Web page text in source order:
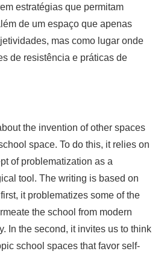
estratégias que permitam
de um espaço que apenas
mas como lugar onde
de resistência e práticas de
the invention of other spaces
space. To do this, it relies on
of problematization as a
tool. The writing is based on
it problematizes some of the
the school from modern
In the second, it invites us to think
school spaces that favor self-